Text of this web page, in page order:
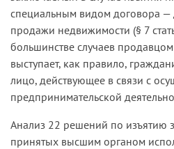
специальным видом договора —
продажи недвижимости (§ 7
большинстве случаев
выступает, как правило,
лицо, действующее в связи с
предпринимательской
Анализ 22 решений по изъятию
принятых высшим органом